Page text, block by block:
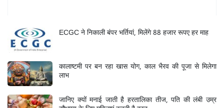
ECGC ने निकाली बंपर भर्तियां, मिलेंगे 88 हजार रूपए हर माह
कालाष्टमी पर बन रहा खास योग, काल भैरव की पूजा से मिलेगा
लाभ
जानिए क्यों मनाई जाती है हरतालिका तीज, पति की लंबी उम्र